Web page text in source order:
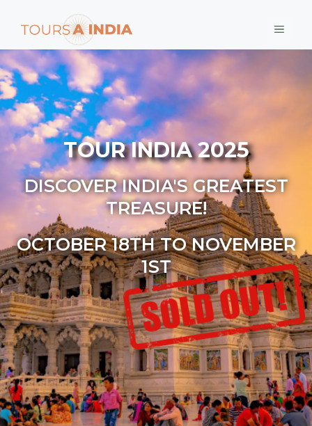
TOUR INDIA 2025
DISCOVER INDIA'S GREATEST
TREASURE!
OCTOBER 18TH TO NOVEMBER
1ST